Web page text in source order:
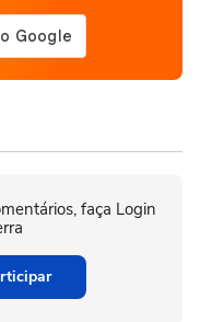
faça Login